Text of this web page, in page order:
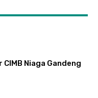
CIMB Niaga Gandeng